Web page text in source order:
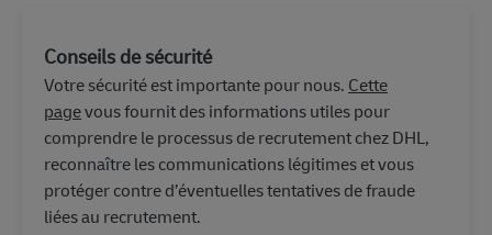
Conseils de sécurité
Votre sécurité est importante pour nous. Cette
pagevous fournit des informations utiles pour
comprendre le processus de recrutement chez DHL,
reconnaître les communications légitimes et vous
protéger contre d’éventuelles tentatives de fraude
liées au recrutement.